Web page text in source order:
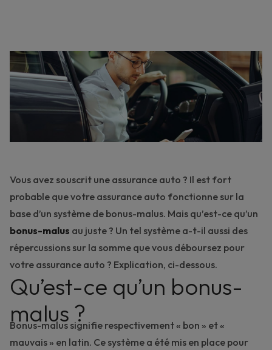
Vous avez souscrit une assurance auto ? Il est fort
probable que votre assurance auto fonctionne sur la
base d’un système de bonus-malus. Mais qu’est-ce qu’un
bonus-malus au juste ? Un tel système a-t-il aussi des
répercussions sur la somme que vous déboursez pour
votre assurance auto ? Explication, ci-dessous.
Qu’est-ce qu’un bonus-
malus ?
Bonus-malus signifie respectivement « bon » et «
mauvais » en latin. Ce système a été mis en place pour